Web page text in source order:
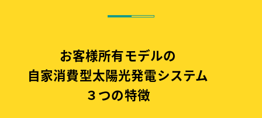
お客様所有モデルの
自家消費型太陽光発電システム
３つの特徴